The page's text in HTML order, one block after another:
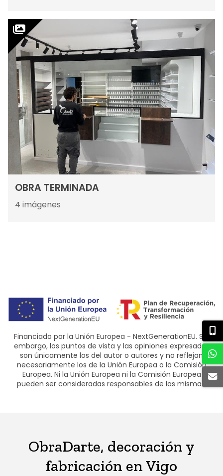
OBRA TERMINADA
4 imágenes
Financiado por la Unión Europea - NextGenerationEU. Sin
embargo, los puntos de vista y las opiniones expresadas
son únicamente los del autor o autores y no reflejan
necesariamente los de la Unión Europea o la Comisión
Europea. Ni la Unión Europea ni la Comisión Europea
pueden ser consideradas responsables de las mismas.
ObraDarte, decoración y
fabricación en Vigo